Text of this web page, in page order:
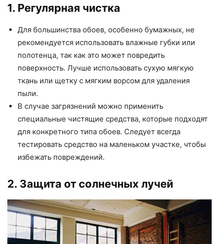
1. Регулярная чистка
Для большинства обоев, особенно бумажных, не
рекомендуется использовать влажные губки или
полотенца, так как это может повредить
поверхность. Лучше использовать сухую мягкую
ткань или щетку с мягким ворсом для удаления
пыли.
В случае загрязнений можно применить
специальные чистящие средства, которые подходят
для конкретного типа обоев. Следует всегда
тестировать средство на маленьком участке, чтобы
избежать повреждений.
2. Защита от солнечных лучей